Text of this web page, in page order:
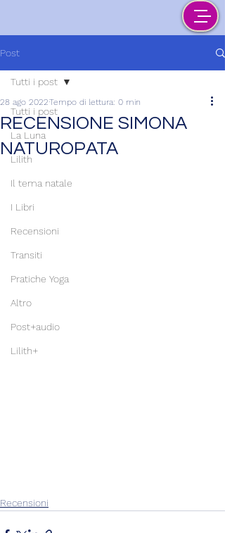
Post
Tutti i post
La Luna
Lilith
Il tema natale
I Libri
Recensioni
Transiti
Pratiche Yoga
Altro
Post+audio
Lilith+
Tutti i post
RECENSIONE SIMONA
NATUROPATA
28 ago 2022Tempo di lettura: 0 min
Recensioni